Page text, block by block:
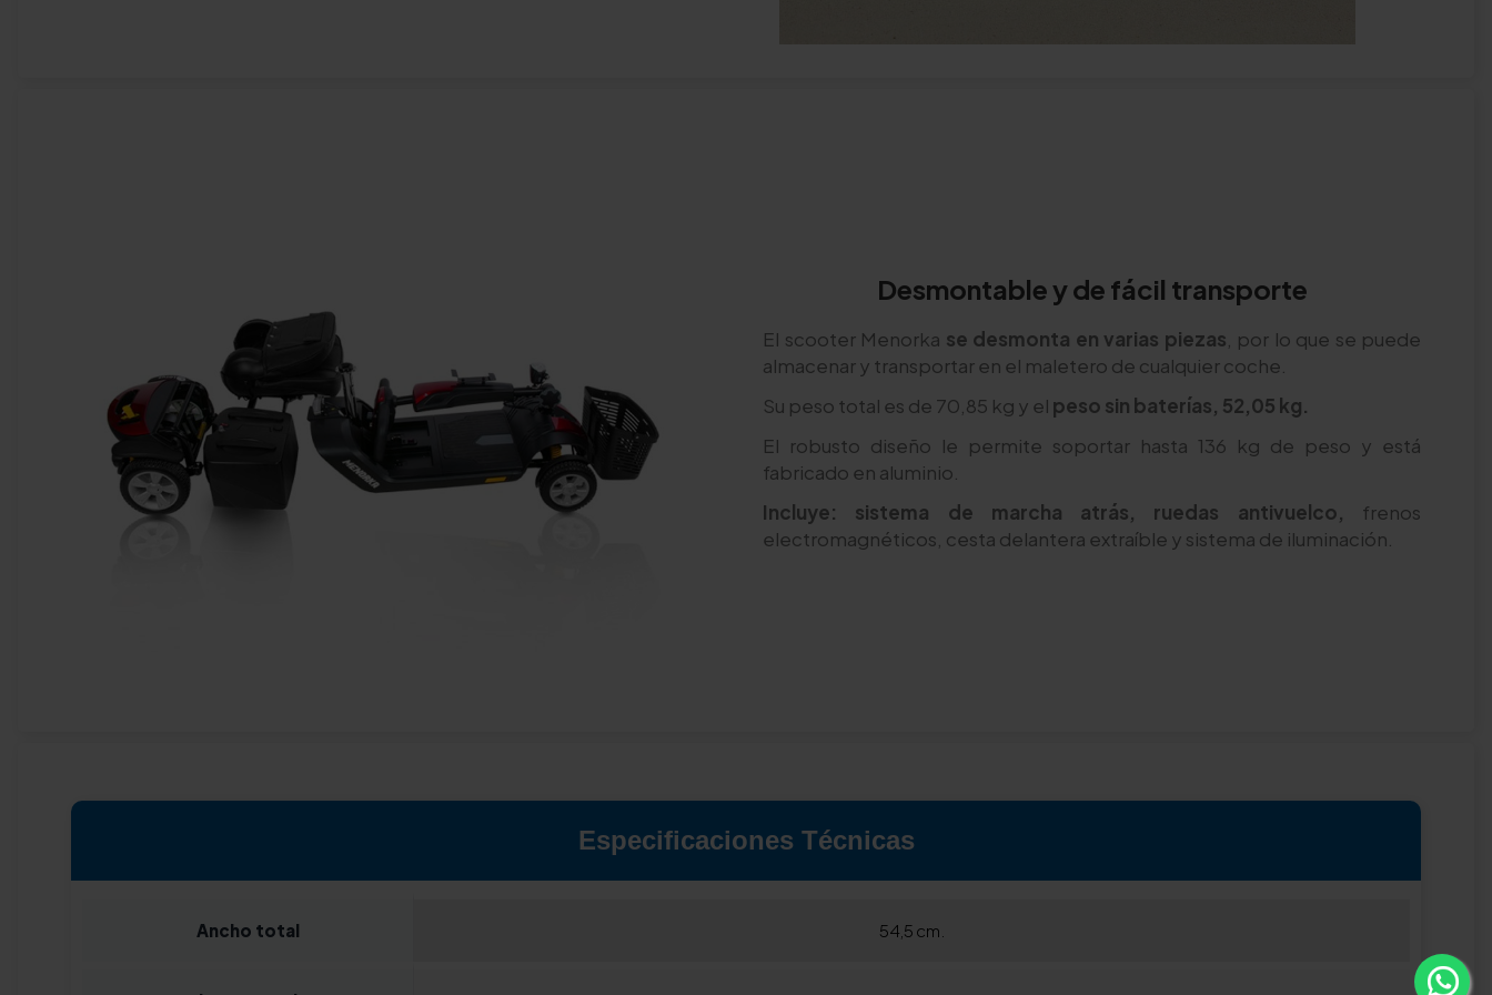
Desmontable y de fácil transporte
El scooter Menorka se desmonta en varias piezas , por lo que se puede
almacenar y transportar en el maletero de cualquier coche.
Su peso total es de 70,85 kg y el peso sin baterías, 52,05 kg.
El robusto diseño le permite soportar hasta 136 kg de peso y está
fabricado en aluminio.
Incluye: sistema de marcha atrás, ruedas antivuelco, frenos
electromagnéticos, cesta delantera extraíble y sistema de iluminación.
Especificaciones Técnicas
Ancho total 54,5 cm.